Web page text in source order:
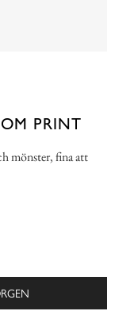
PRINT
mönster, fina att